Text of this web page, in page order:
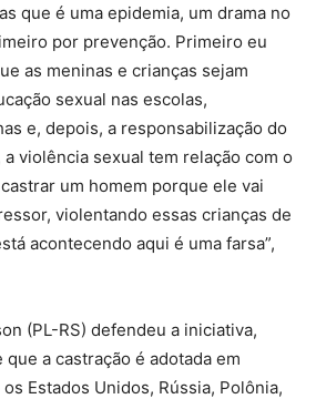
que é uma epidemia, um drama no
por prevenção. Primeiro eu
as meninas e crianças sejam
sexual nas escolas,
e, depois, a responsabilização do
violência sexual tem relação com o
um homem porque ele vai
violentando essas crianças de
acontecendo aqui é uma farsa”,
(PL-RS) defendeu a iniciativa,
a castração é adotada em
Estados Unidos, Rússia, Polônia,